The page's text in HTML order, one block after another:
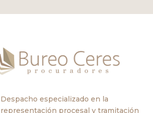
Despacho especializado en la
representación procesal y tramitación